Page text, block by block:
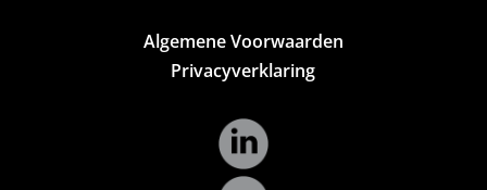
Algemene Voorwaarden
Privacyverklaring